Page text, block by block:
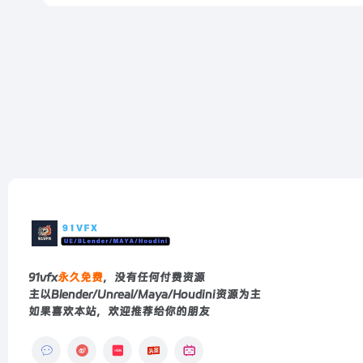
91vfx永久免费，没有任何付费资源
主以Blender/Unreal/Maya/Houdini资源为主
如果喜欢本站，欢迎推荐给你的朋友